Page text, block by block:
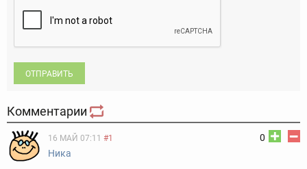
ОТПРАВИТЬ
Комментарии
0
16 МАЙ 07:11 #1
Ника